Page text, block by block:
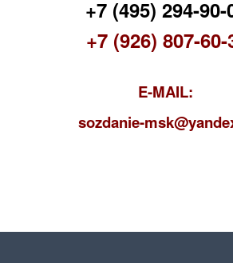
+7 (495) 294-90-
+7 (926) 807-60-
E-MAIL:
sozdanie-